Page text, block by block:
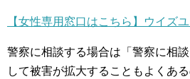
【女性専用窓口はこちら】ウイズ
警察に相談する場合は「警察に相
して被害が拡大することもよくあ